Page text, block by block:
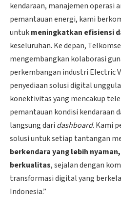
kendaraan, manajemen operasi
pemantauan energi, kami
untukmeningkatkan efisiensi
keseluruhan. Ke depan,
mengembangkan kolaborasi
perkembangan industri Electric
penyediaan solusi digital
konektivitas yang mencakup
pemantauan kondisi kendaraan
langsung dari dashboard. Kami
solusi untuk setiap tantangan
berkendara yang lebih
berkualitas, sejalan dengan
transformasi digital yang
Indonesia.”